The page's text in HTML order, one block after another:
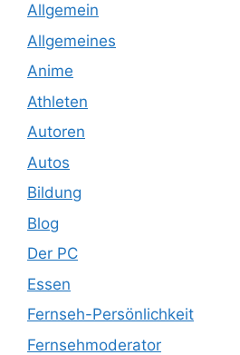
Allgemein
Allgemeines
Anime
Athleten
Autoren
Autos
Bildung
Blog
Der PC
Essen
Fernseh-Persönlichkeit
Fernsehmoderator